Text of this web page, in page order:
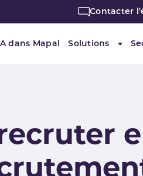
Contacter
IA dans Mapal Solutions